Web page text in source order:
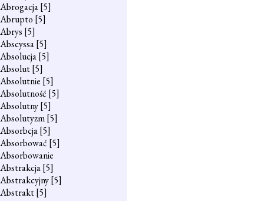
Abrogacja[5]
Abrupto [5]
Abrys [5]
Abscyssa[5]
Absolucja[5]
Absolut[5]
Absolutnie [5]
Absolutność [5]
Absolutny[5]
Absolutyzm[5]
Absorbcja[5]
Absorbować [5]
Absorbowanie
Abstrakcja[5]
Abstrakcyjny[5]
Abstrakt[5]